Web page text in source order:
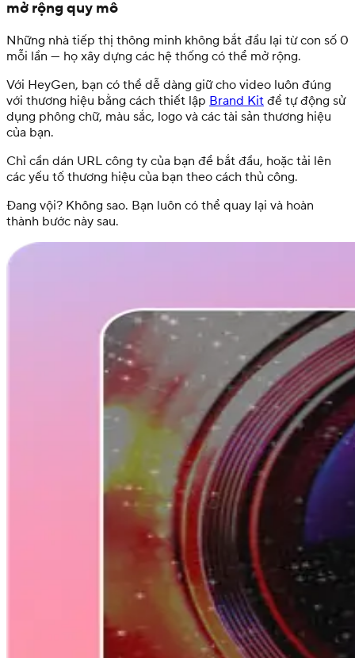
mở rộng quy mô
Những nhà tiếp thị thông minh không bắt đầu lại từ con số 0
mỗi lần — họ xây dựng các hệ thống có thể mở rộng.
Với HeyGen, bạn có thể dễ dàng giữ cho video luôn đúng
với thương hiệu bằng cách thiết lập Brand Kit để tự động sử
dụng phông chữ, màu sắc, logo và các tài sản thương hiệu
của bạn.
Chỉ cần dán URL công ty của bạn để bắt đầu, hoặc tải lên
các yếu tố thương hiệu của bạn theo cách thủ công.
Đang vội? Không sao. Bạn luôn có thể quay lại và hoàn
thành bước này sau.